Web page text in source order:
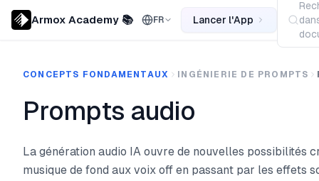
Armox Academy 📚 FR Lancer l'App
CONCEPTS FONDAMENTAUX INGÉNIERIE DE PROMPTS
Prompts audio
La génération audio IA ouvre de nouvelles possibilités
musique de fond aux voix off en passant par les effets